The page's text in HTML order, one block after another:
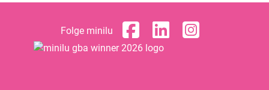
Folge minilu